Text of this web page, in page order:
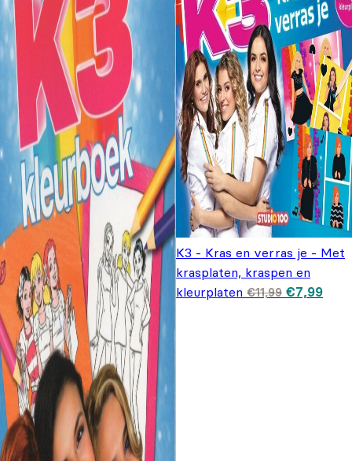
K3 - Kras en verras je - Met
krasplaten, kraspen en
kleurplaten €11,99 prijs was:
€7,99
prijs